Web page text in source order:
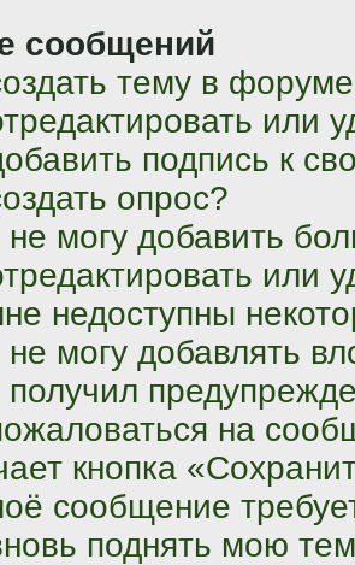
сообщений
тему в
или
подпись к
опрос?
могу добавить
или
недоступны
могу добавлять
на
кнопка
сообщение
поднять мою